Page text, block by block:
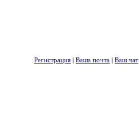
Регистрация | Ваша почта | Ваш чат